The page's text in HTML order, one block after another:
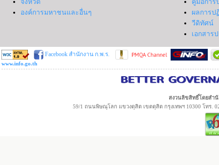
จังหวัด
องค์การมหาชนและอื่นๆ
คู่มือการ
ผลการป
วีดิทัศน์
เอกสาร
Facebook สำนักงาน ก.พ.ร.
www.info.go.th
สงวนลิขสิทธิ์โดยสำ
59/1 ถนนพิษณุโลก แขวงดุสิต เขตดุสิต กรุงเทพฯ 10300 โทร. 02